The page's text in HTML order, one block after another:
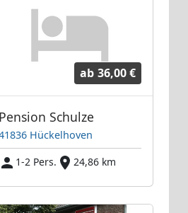
ab 36,00 €
Pension Schulze
Hückelhoven
1-2 Pers.
24,86 km